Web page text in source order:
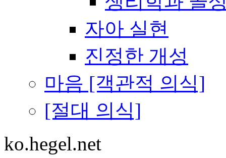
자아 실현
진정한 개성
마음 [객관적 의식]
[절대 의식]
ko.hegel.net